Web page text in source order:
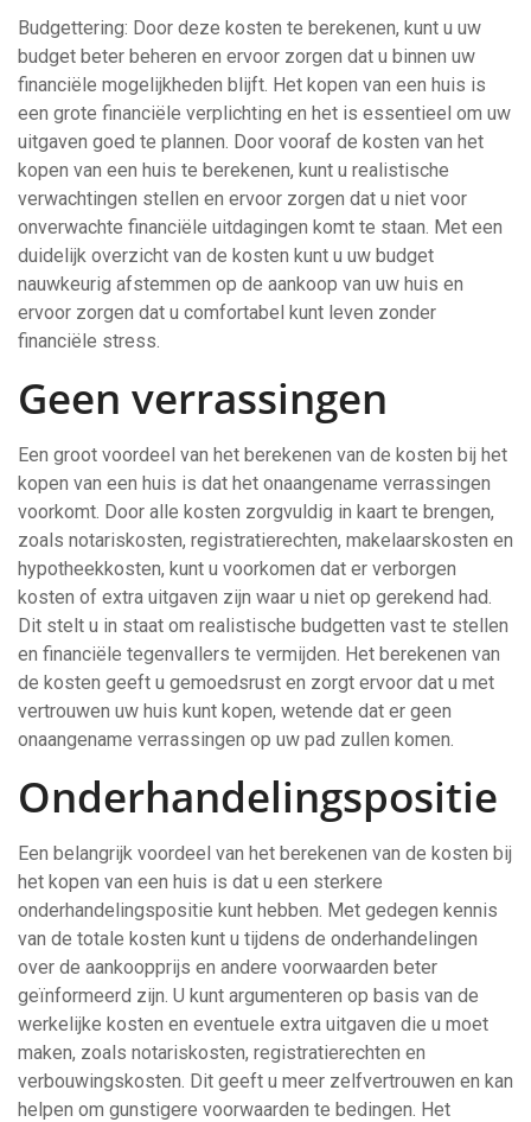
Budgettering: Door deze kosten te berekenen, kunt u uw
budget beter beheren en ervoor zorgen dat u binnen uw
financiële mogelijkheden blijft. Het kopen van een huis is
een grote financiële verplichting en het is essentieel om uw
uitgaven goed te plannen. Door vooraf de kosten van het
kopen van een huis te berekenen, kunt u realistische
verwachtingen stellen en ervoor zorgen dat u niet voor
onverwachte financiële uitdagingen komt te staan. Met een
duidelijk overzicht van de kosten kunt u uw budget
nauwkeurig afstemmen op de aankoop van uw huis en
ervoor zorgen dat u comfortabel kunt leven zonder
financiële stress.
Geen verrassingen
Een groot voordeel van het berekenen van de kosten bij het
kopen van een huis is dat het onaangename verrassingen
voorkomt. Door alle kosten zorgvuldig in kaart te brengen,
zoals notariskosten, registratierechten, makelaarskosten en
hypotheekkosten, kunt u voorkomen dat er verborgen
kosten of extra uitgaven zijn waar u niet op gerekend had.
Dit stelt u in staat om realistische budgetten vast te stellen
en financiële tegenvallers te vermijden. Het berekenen van
de kosten geeft u gemoedsrust en zorgt ervoor dat u met
vertrouwen uw huis kunt kopen, wetende dat er geen
onaangename verrassingen op uw pad zullen komen.
Onderhandelingspositie
Een belangrijk voordeel van het berekenen van de kosten bij
het kopen van een huis is dat u een sterkere
onderhandelingspositie kunt hebben. Met gedegen kennis
van de totale kosten kunt u tijdens de onderhandelingen
over de aankoopprijs en andere voorwaarden beter
geïnformeerd zijn. U kunt argumenteren op basis van de
werkelijke kosten en eventuele extra uitgaven die u moet
maken, zoals notariskosten, registratierechten en
verbouwingskosten. Dit geeft u meer zelfvertrouwen en kan
helpen om gunstigere voorwaarden te bedingen. Het